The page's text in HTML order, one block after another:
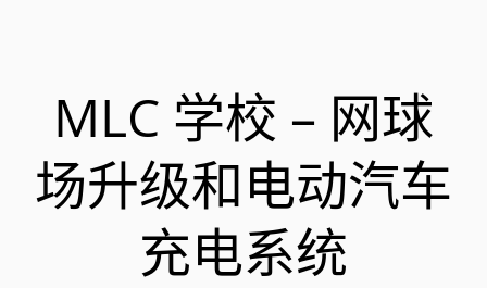
MLC 学校 – 网球
场升级和电动汽车
充电系统